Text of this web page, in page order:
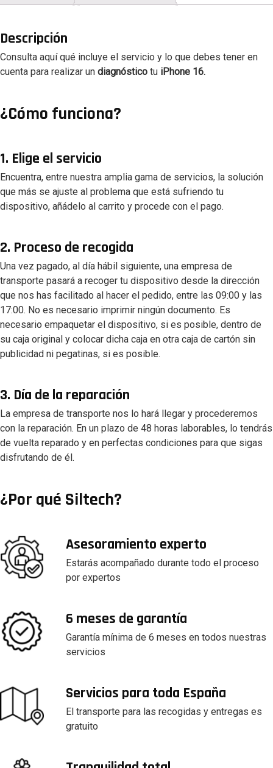
Descripción
Consulta aquí qué incluye el servicio y lo que debes tener en
cuenta para realizar un diagnóstico tu iPhone 16.
¿Cómo funciona?
1. Elige el servicio
Encuentra, entre nuestra amplia gama de servicios, la solución
que más se ajuste al problema que está sufriendo tu
dispositivo, añádelo al carrito y procede con el pago.
2. Proceso de recogida
Una vez pagado, al día hábil siguiente, una empresa de
transporte pasará a recoger tu dispositivo desde la dirección
que nos has facilitado al hacer el pedido, entre las 09:00 y las
17:00. No es necesario imprimir ningún documento. Es
necesario empaquetar el dispositivo, si es posible, dentro de
su caja original y colocar dicha caja en otra caja de cartón sin
publicidad ni pegatinas, si es posible.
3. Día de la reparación
La empresa de transporte nos lo hará llegar y procederemos
con la reparación. En un plazo de 48 horas laborables, lo tendrás
de vuelta reparado y en perfectas condiciones para que sigas
disfrutando de él.
¿Por qué Siltech?
Asesoramiento experto
Estarás acompañado durante todo el proceso
por expertos
6 meses de garantía
Garantía mínima de 6 meses en todos nuestras
servicios
Servicios para toda España
El transporte para las recogidas y entregas es
gratuito